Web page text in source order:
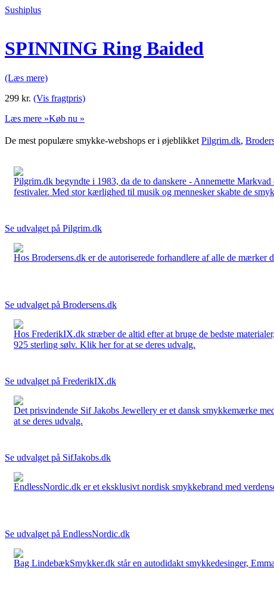
Sushiplus
SPINNING Ring Baided
(Læs mere)
299 kr. (Vis fragtpris)
Læs mere »Køb nu »
De mest populære smykke-webshops er i øjeblikket Pilgrim.dk,
Pilgrim.dk begyndte i 1983, da de to danskere - Annemette
festivaler. Med stor kærlighed til musik og mennesker skabte de
Se udvalget på Pilgrim.dk
Hos Brodersens.dk er de autoriserede forhandlere af alle de
Se udvalget på Brodersens.dk
Hos FrederikIX.dk stræber de altid efter at bruge de bedste
925 sterling sølv. Klik her for at se deres udvalg.
Se udvalget på FrederikIX.dk
Det prisvindende Sif Jakobs Jewellery er et dansk smykkemærke
at se deres udvalg.
Se udvalget på SifJakobs.dk
EndlessNordic.dk er et eksklusivt nordisk smykkebrand med
Se udvalget på EndlessNordic.dk
Bag LindebækSmykker.dk står en autodidakt smykkedesinger,